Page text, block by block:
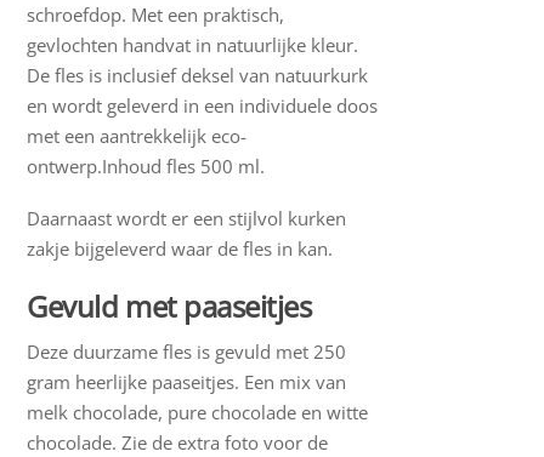
schroefdop. Met een praktisch,
gevlochten handvat in natuurlijke kleur.
De fles is inclusief deksel van natuurkurk
en wordt geleverd in een individuele doos
met een aantrekkelijk eco-
ontwerp.Inhoud fles 500 ml.
Daarnaast wordt er een stijlvol kurken
zakje bijgeleverd waar de fles in kan.
Gevuld met paaseitjes
Deze duurzame fles is gevuld met 250
gram heerlijke paaseitjes. Een mix van
melk chocolade, pure chocolade en witte
chocolade. Zie de extra foto voor de